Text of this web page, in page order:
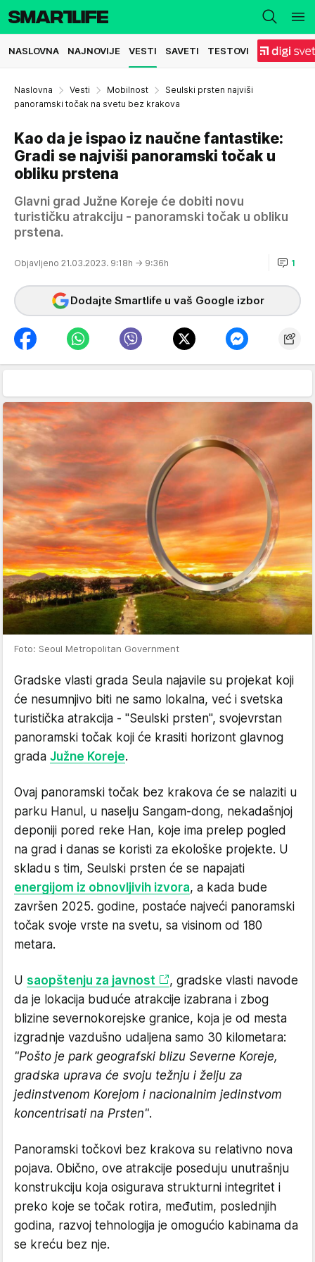
NASLOVNA NAJNOVIJE VESTI SAVETI TESTOVI
Naslovna Vesti Mobilnost
Seulski prsten najviši
panoramski točak na svetu bez krakova
Kao da je ispao iz naučne fantastike:
Gradi se najviši panoramski točak u
obliku prstena
Glavni grad Južne Koreje će dobiti novu
turističku atrakciju - panoramski točak u obliku
prstena.
Objavljeno 21.03.2023. 9:18h → 9:36h 1
Dodajte Smartlife u vaš Google izbor
Foto: Seoul Metropolitan Government
Gradske vlasti grada Seula najavile su projekat koji
će nesumnjivo biti ne samo lokalna, već i svetska
turistička atrakcija - "Seulski prsten", svojevrstan
panoramski točak koji će krasiti horizont glavnog
grada Južne Koreje.
Ovaj panoramski točak bez krakova će se nalaziti u
parku Hanul, u naselju Sangam-dong, nekadašnjoj
deponiji pored reke Han, koje ima prelep pogled
na grad i danas se koristi za ekološke projekte. U
skladu s tim, Seulski prsten će se napajati
energijom iz obnovljivih izvora, a kada bude
završen 2025. godine, postaće najveći panoramski
točak svoje vrste na svetu, sa visinom od 180
metara.
U saopštenju za javnost
, gradske vlasti navode
da je lokacija buduće atrakcije izabrana i zbog
blizine severnokorejske granice, koja je od mesta
izgradnje vazdušno udaljena samo 30 kilometara:
"Pošto je park geografski blizu Severne Koreje,
gradska uprava će svoju težnju i želju za
jedinstvenom Korejom i nacionalnim jedinstvom
koncentrisati na Prsten".
Panoramski točkovi bez krakova su relativno nova
pojava. Obično, ove atrakcije poseduju unutrašnju
konstrukciju koja osigurava strukturni integritet i
preko koje se točak rotira, međutim, poslednjih
godina, razvoj tehnologija je omogućio kabinama da
se kreću bez nje.